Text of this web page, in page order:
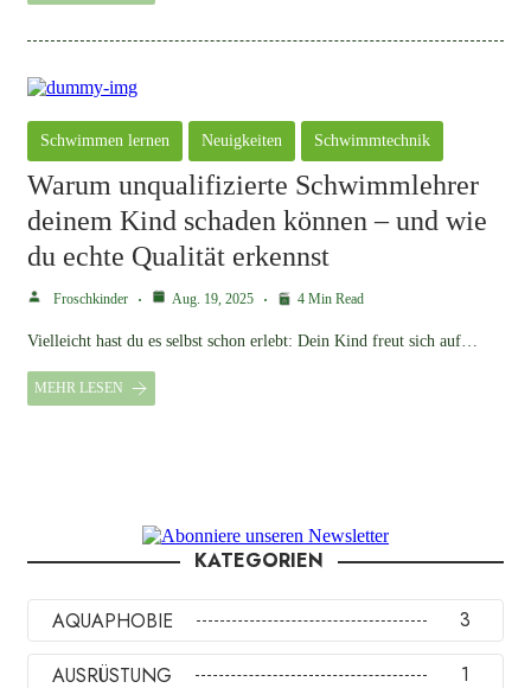
Schwimmen lernen Neuigkeiten Schwimmtechnik
Warum unqualifizierte Schwimmlehrer
deinem Kind schaden können – und wie
du echte Qualität erkennst
Froschkinder Aug. 19, 2025 4 Min Read
Vielleicht hast du es selbst schon erlebt: Dein Kind freut sich auf…
MEHR LESEN
KATEGORIEN
AQUAPHOBIE 3
AUSRÜSTUNG 1